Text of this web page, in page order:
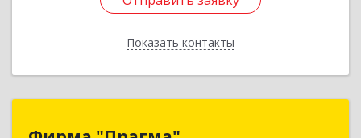
Показать контакты
Назад